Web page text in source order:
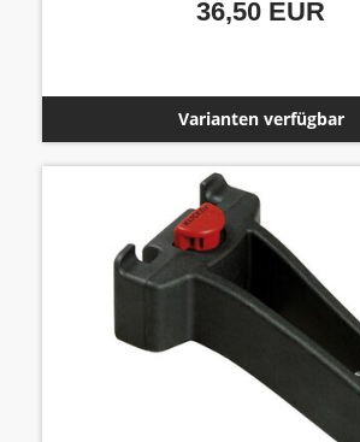
36,50 EUR
Varianten verfügbar